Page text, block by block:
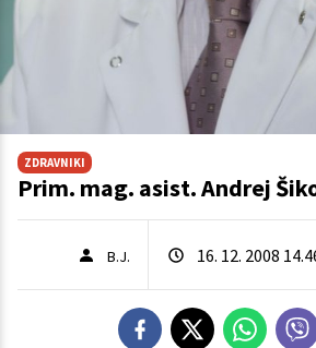
ZDRAVNIKI
Prim. mag. asist. Andrej
B.J. 16. 12. 2008